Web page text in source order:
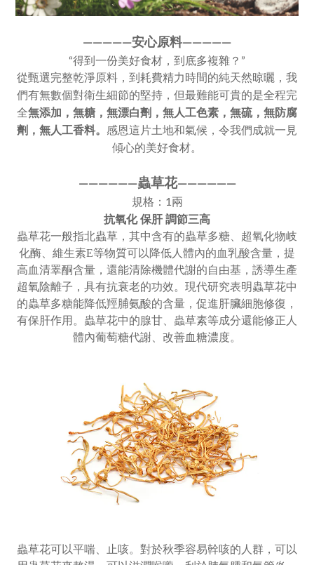
—————安心原料—————
“得到一份美好食材，到底多複雜？”
從甄選完整乾淨原料，到耗費精力時間的純天然晾曬，我
們有無數個對衛生細節的堅持，但最難能可貴的是全程完
全無添加， 無糖，無漂白劑，無人工色素， 無硫，無防腐
劑，無人工香料。 感恩這片土地和氣候，令我們成就一見
傾心的美好食材。
——————蟲草花——————
規格：1兩
抗氧化 保肝 調節三高
蟲草花一般指北蟲草，其中含有的蟲草多糖、超氧化物岐
化酶、維生素E等物質可以降低人體內的血乳酸含量，提
高血清睪酮含量，還能清除機體代謝的自由基，誘導生產
超氧陰離子，具有抗衰老的功效。現代研究表明蟲草花中
的蟲草多糖能降低羥脯氨酸的含量，促進肝臟細胞修復，
有保肝作用。蟲草花中的腺甘、蟲草素等成分還能修正人
體內葡萄糖代謝、改善血糖濃度。
蟲草花可以平喘、止咳。對於秋季容易幹咳的人群，可以